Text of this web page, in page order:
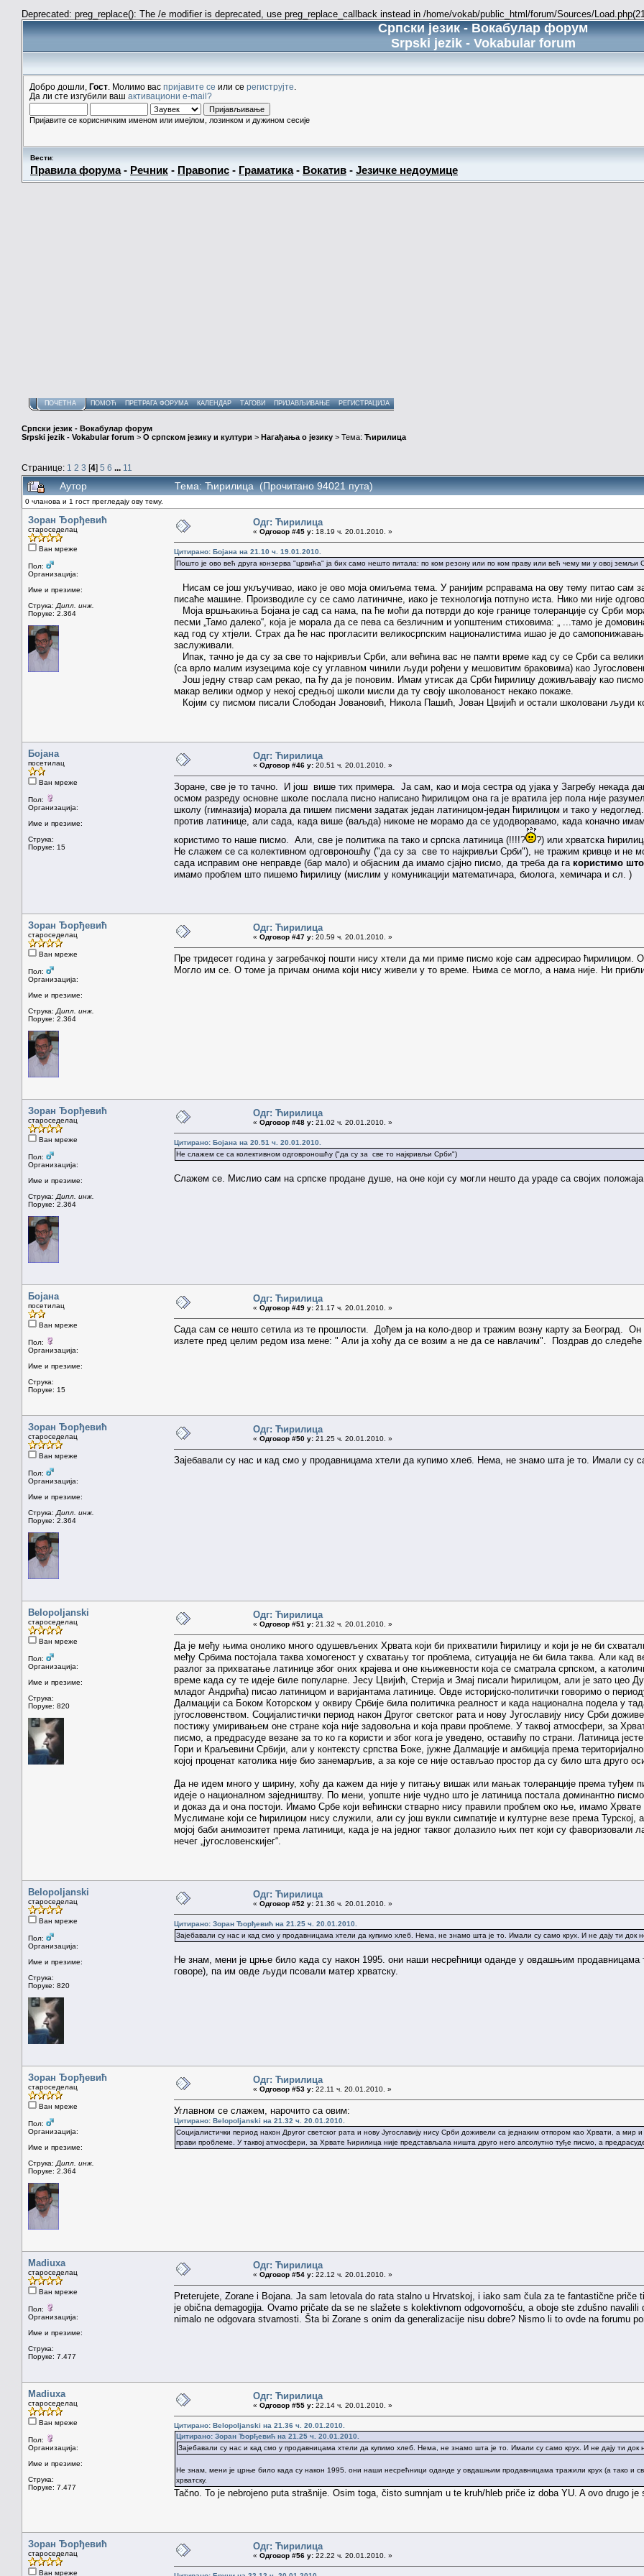
Deprecated: preg_replace(): The /e modifier is deprecated, use preg_replace_callback instead in /home/vokab/public_html/forum/Sources/
Српски језик - Вокабулар форум
Srpski jezik - Vokabular forum
Добро дошли, Гост . Молимо вас пријавите се или се региструјте
Да ли сте изгубили ваш активациони e-mail?
Пријавите се корисничким именом или имејлом, лозинком и дужином сесије
Вести:
Правила форума- Речник - Правопис - Граматика- Вокатив - Језичке недоумице
ПОЧЕТНА ПОМОЋ ПРЕТРАГА ФОРУМА КАЛЕНДАР ТАГОВИ ПРИЈАВЉИВАЊЕ РЕГИСТРАЦИЈА
Српски језик - Вокабулар форум
Srpski jezik - Vokabular forum > О српском језику и култури > Нагађања о језику > Тема: Ћирилица
Странице: 1 2 3 [4] 5 6 ... 11
Аутор Тема: Ћирилица (Прочитано 94021 пута)
0 чланова и 1 гост прегледају ову тему.
Зоран Ђорђевић
староседелац
Ван мреже
Пол:
Организација:
Име и презиме:
Струка: Дипл. инж.
Поруке: 2.364
Одг: Ћирилица
« Одговор #45 у: 18.19 ч. 20.01.2010. »
Цитирано: Бојана на 21.10 ч. 19.01.2010.
Пошто је ово већ друга конзерва "црвића" ја бих само нешто питала: по ком резону или по ком праву или већ чему ми у овој земљи
Нисам се још укључивао, иако је ово моја омиљема тема. У ранијим рсправама на ову тему питао сам
писаће машине. Производиле су се само латиничне, иако је технологија потпуно иста. Нико ми није
Моја вршњакиња Бојана је сад са нама, па ће моћи да потврди до које границе толеранције су Срби
песми „Тамо далеко“, која је морала да се пева са безличним и уопштеним стиховима: „ ...тамо је
кад год су хтјели. Страх да ће нас прогласити великосрпским националистима ишао је до
заслуживали.
Ипак, тачно је да су за све то најкривљи Срби, али већина вас не памти време кад су се Срби са
(са врло малим изузецима које су углавном чинили људи рођени у мешовитим браковима) као
Још једну ствар сам рекао, па ћу да је поновим. Имам утисак да Срби ћирилицу доживљавају као
макар велики одмор у некој средњој школи мисли да ту своју школованост некако покаже.
Којим су писмом писали Слободан Јовановић, Никола Пашић, Јован Цвиjић и остали шкoловани људи
Бојана
посетилац
Ван мреже
Пол:
Организација:
Име и презиме:
Струка:
Поруке: 15
Одг: Ћирилица
« Одговор #46 у: 20.51 ч. 20.01.2010. »
Зоране, све је то тачно. И још више тих примера. Ја сам, као и моја сестра од ујака у Загребу некада
осмом разреду основне школе послала писно написано ћирилицом она га је вратила јер пола није
школу (гимназија) морала да пишем писмени задатак један латиницом-један ћирилицом и тако у
против латинице, али сада, када више (ваљда) никоме не морамо да се удодворавамо, када коначно
користимо то наше писмо. Али, све је политика па тако и српска латиница (!!!!?
?) или хрватска
Не слажем се са колективном одговроношћу ("да су за све то најкривљи Срби"), не тражим кривце и не
сада исправим оне неправде (бар мало) и објасним да имамо сјајно писмо, да треба да га користимо
имамо проблем што пишемо ћирилицу (мислим у комуникацији математичара, биолога, хемичара и сл. )
Зоран Ђорђевић
староседелац
Ван мреже
Пол:
Организација:
Име и презиме:
Струка: Дипл. инж.
Поруке: 2.364
Одг: Ћирилица
« Одговор #47 у: 20.59 ч. 20.01.2010. »
Пре тридесет година у загребачкој пошти нису хтели да ми приме писмо које сам адресирао
Могло им се. О томе ја причам онима који нису живели у то време. Њима се могло, а нама није. Ни
Зоран Ђорђевић
староседелац
Ван мреже
Пол:
Организација:
Име и презиме:
Струка: Дипл. инж.
Поруке: 2.364
Одг: Ћирилица
« Одговор #48 у: 21.02 ч. 20.01.2010. »
Цитирано: Бојана на 20.51 ч. 20.01.2010.
Не слажем се са колективном одговроношћу ("да су за све то најкривљи Срби")
Слажем се. Мислио сам на српске продане душе, на оне који су могли нешто да ураде са својих
Бојана
посетилац
Ван мреже
Пол:
Организација:
Име и презиме:
Струка:
Поруке: 15
Одг: Ћирилица
« Одговор #49 у: 21.17 ч. 20.01.2010. »
Сада сам се нешто сетила из те прошлости. Дођем ја на коло-двор и тражим возну карту за Београд.
излете пред целим редом иза мене: " Али ја хоћу да се возим а не да се навлачим". Поздрав до следеће
Зоран Ђорђевић
староседелац
Ван мреже
Пол:
Организација:
Име и презиме:
Струка: Дипл. инж.
Поруке: 2.364
Одг: Ћирилица
« Одговор #50 у: 21.25 ч. 20.01.2010. »
Зајебавали су нас и кад смо у продавницама хтели да купимо хлеб. Нема, не знамо шта је то. Имали су
Belopoljanski
староседелац
Ван мреже
Пол:
Организација:
Име и презиме:
Струка:
Поруке: 820
Одг: Ћирилица
« Одговор #51 у: 21.32 ч. 20.01.2010. »
Да је међу њима онолико много одушевљених Хрвата који би прихватили ћирилицу и који је не би
међу Србима постојала таква хомогеност у схватању тог проблема, ситуација не би била таква. Али
разлог за прихватање латинице због оних крајева и оне књижевности која се сматрала српском, а
време када су те идеје биле популарне. Јесу Цвијић, Стерија и Змај писали ћирилицом, али је зато цео
младог Андрића) писао латиницом и варијантама латинице. Овде историјско-политички говоримо о
Далмацији са Боком Которском у оквиру Србије била политичка реалност и када национална подела у
југословенством. Социјалистички период након Другог светског рата и нову Југославију нису Срби
постижу умиривањем оне стране која није задовољна и која прави проблеме. У таквој атмосфери, за
писмо, а предрасуде везане за то ко га користи и због кога је уведено, оставићу по страни. Латиница
Гори и Краљевини Србији, али у контексту српства Боке, јужне Далмације и амбиција према
којој проценат католика није био занемарљив, а за које се није остављао простор да су било шта друго
Да не идем много у ширину, хоћу да кажем да није у питању вишак или мањак толеранције према туђем
идеје о националном заједништву. По мени, уопште није чудно што је латиница постала доминантно
и доказ да и она постоји. Имамо Србе који већински стварно нису правили проблем око ње, имамо
Муслимане који се ћирилицом нису служили, али су још вукли симпатије и културне везе према Турској,
мојој баби анимозитет према латиници, када је на једног таквог долазило њих пет који су фаворизовали
нечег „југословенскијег“.
Belopoljanski
староседелац
Ван мреже
Пол:
Организација:
Име и презиме:
Струка:
Поруке: 820
Одг: Ћирилица
« Одговор #52 у: 21.36 ч. 20.01.2010. »
Цитирано: Зоран Ђорђевић на 21.25 ч. 20.01.2010.
Зајебавали су нас и кад смо у продавницама хтели да купимо хлеб. Нема, не знамо шта је то. Имали су само крух. И не дају ти док
Не знам, мени је црње било када су након 1995. они наши несрећници оданде у овдашњим продавницама
говоре), па им овде људи псовали матер хрватску.
Зоран Ђорђевић
староседелац
Ван мреже
Пол:
Организација:
Име и презиме:
Струка: Дипл. инж.
Поруке: 2.364
Одг: Ћирилица
« Одговор #53 у: 22.11 ч. 20.01.2010. »
Углавном се слажем, нарочито са овим:
Цитирано: Belopoljanski на 21.32 ч. 20.01.2010.
Социјалистички период након Другог светског рата и нову Југославију нису Срби доживели са једнаким отпором као Хрвати, а
прави проблеме. У таквој атмосфери, за Хрвате ћирилица није представљала ништа друго него апсолутно туђе писмо, а
Madiuxa
староседелац
Ван мреже
Пол:
Организација:
Име и презиме:
Струка:
Поруке: 7.477
Одг: Ћирилица
« Одговор #54 у: 22.12 ч. 20.01.2010. »
Preterujete, Zorane i Bojana. Ja sam letovala do rata stalno u Hrvatskoj, i iako sam čula za te fantastične
je obična demagogija. Ovamo pričate da se ne slažete s kolektivnom odgovornošću, a oboje ste zdušno
nimalo ne odgovara stvarnosti. Šta bi Zorane s onim da generalizacije nisu dobre? Nismo li to ovde na forumu
Madiuxa
староседелац
Ван мреже
Пол:
Организација:
Име и презиме:
Струка:
Поруке: 7.477
Одг: Ћирилица
« Одговор #55 у: 22.14 ч. 20.01.2010. »
Цитирано: Belopoljanski на 21.36 ч. 20.01.2010.
Цитирано: Зоран Ђорђевић на 21.25 ч. 20.01.2010.
Зајебавали су нас и кад смо у продавницама хтели да купимо хлеб. Нема, не знамо шта је то. Имали су само крух. И не дају ти док
Не знам, мени је црње било када су након 1995. они наши несрећници оданде у овдашњим продавницама тражили крух (а тако и
хрватску.
Tačno. To je nebrojeno puta strašnije. Osim toga, čisto sumnjam u te kruh/hleb priče iz doba YU. A ovo drugo je
Зоран Ђорђевић
староседелац
Ван мреже
Одг: Ћирилица
« Одговор #56 у: 22.22 ч. 20.01.2010. »